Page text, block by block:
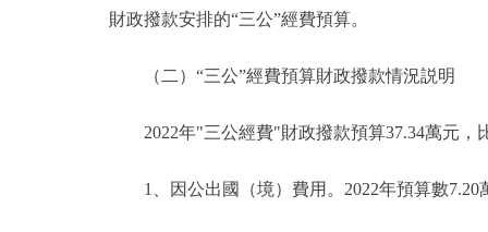
財政撥款安排的“三公”經費預算。
（二）“三公”經費預算財政撥款情況説明
2022年"三公經費"財政撥款預算37.34萬元，
1、因公出國（境）費用。2022年預算數7.20